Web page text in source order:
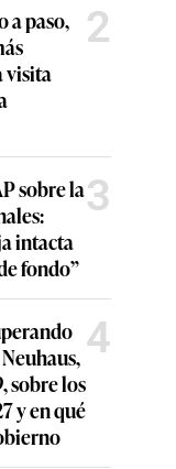
a paso,
visita
2
sobre la
intacta
fondo”
3
sobre los
y en qué
4